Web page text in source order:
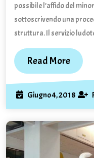
possibile l’affido del
sottoscrivendo una
struttura. Il servizio
Read MoreRead
More
Giugno 4, 2018
4,
2018